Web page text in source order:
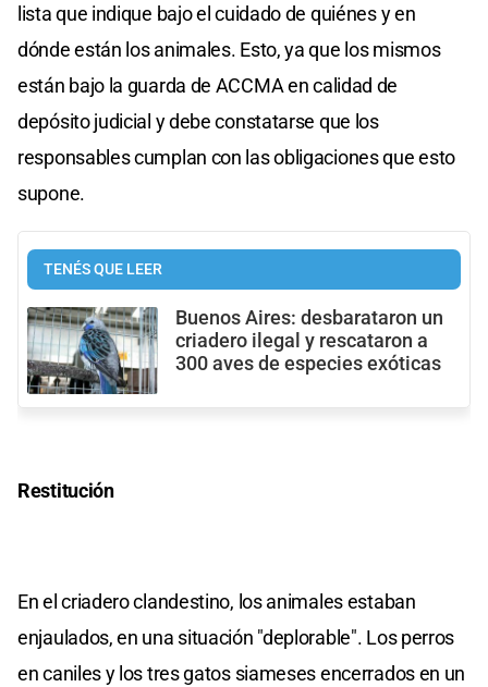
lista que indique bajo el cuidado de quiénes y en
dónde están los animales. Esto, ya que los mismos
están bajo la guarda de ACCMA en calidad de
depósito judicial y debe constatarse que los
responsables cumplan con las obligaciones que esto
supone.
TENÉS QUE LEER
Buenos Aires: desbarataron un
criadero ilegal y rescataron a
300 aves de especies exóticas
Restitución
En el criadero clandestino, los animales estaban
enjaulados, en una situación "deplorable". Los perros
en caniles y los tres gatos siameses encerrados en un